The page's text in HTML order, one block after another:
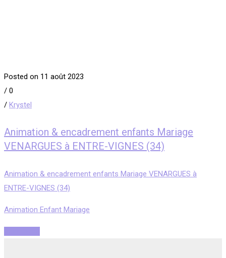
Posted on 11 août 2023
/ 0
/ Krystel
Animation & encadrement enfants Mariage
VENARGUES à ENTRE-VIGNES (34)
Animation & encadrement enfants Mariage VENARGUES à
ENTRE-VIGNES (34)
Animation Enfant Mariage